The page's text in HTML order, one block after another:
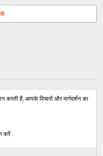
करती हैं, आपके विचारों और मार्गदर्शन का
करें .